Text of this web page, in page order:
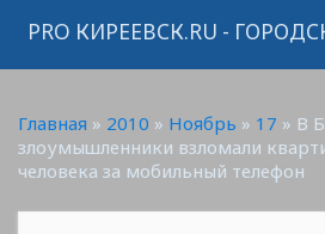
PRO КИРЕЕВСК.RU -
Главная » 2010 » Ноябрь » 17 » В
злоумышленники взломали
человека за мобильный телефон